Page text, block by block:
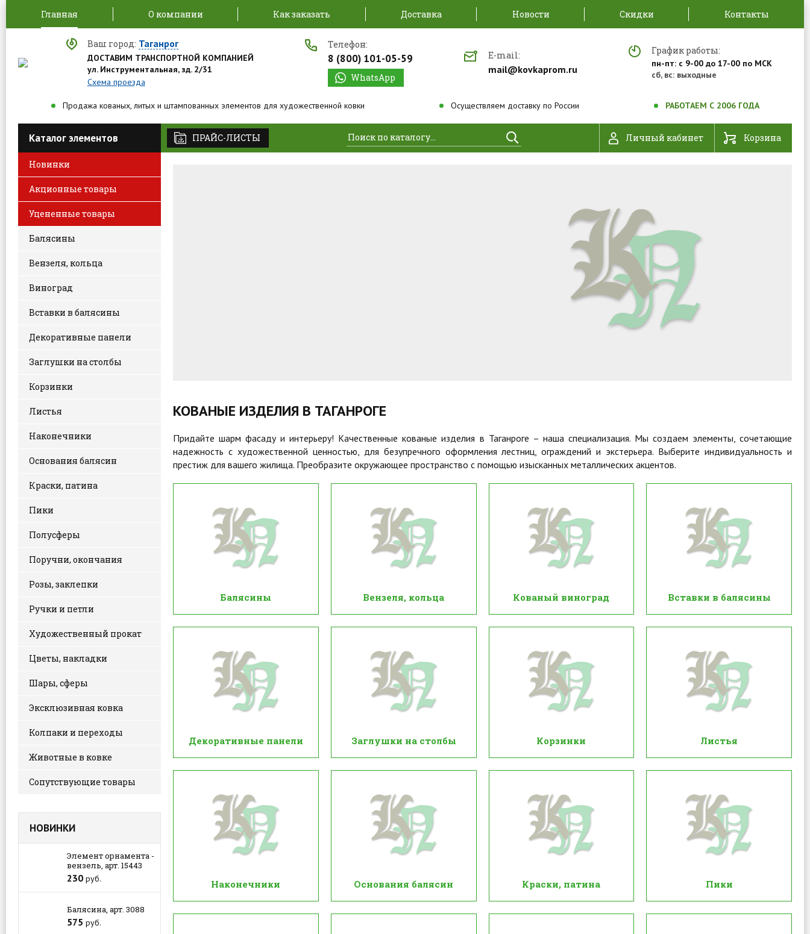
Главная О компании Как заказать Доставка Новости Скидки Контакты
Ваш город: Таганрог
ДОСТАВИМ ТРАНСПОРТНОЙ КОМПАНИЕЙ
ул. Инструментальная, зд. 2/31
Схема проезда
Телефон:
8 (800) 101-05-59
WhatsApp
E-mail:
mail@kovkaprom.ru
График работы:
пн-пт: с 9-00 до 17-00 по МСК
сб, вс: выходные
Продажа кованых, литых и штампованных элементов для художественной ковки Осуществляем доставку по России РАБОТАЕМ С 2006 ГОДА
Каталог элементов
Новинки
Акционные товары
Уцененные товары
Балясины
Вензеля, кольца
Виноград
Вставки в балясины
Декоративные панели
Заглушки на столбы
Корзинки
Листья
Наконечники
Основания балясин
Краски, патина
Пики
Полусферы
Поручни, окончания
Розы, заклепки
Ручки и петли
Художественный прокат
Цветы, накладки
Шары, сферы
Эксклюзивная ковка
Колпаки и переходы
Животные в ковке
Сопутствующие товары
НОВИНКИ
Элемент орнамента -
вензель, арт. 15443
230 руб.
Балясина, арт. 3088
575 руб.
ПРАЙС-ЛИСТЫ Найти Личный кабинет Корзина
КОВАНЫЕ ИЗДЕЛИЯ В ТАГАНРОГЕ
Придайте шарм фасаду и интерьеру! Качественные кованые изделия в Таганроге – наша специализация. Мы создаем элементы, сочетающие
надежность с художественной ценностью, для безупречного оформления лестниц, ограждений и экстерьера. Выберите индивидуальность и
престиж для вашего жилища. Преобразите окружающее пространство с помощью изысканных металлических акцентов.
Балясины Вензеля, кольца Кованый виноград Вставки в балясины
Декоративные панели Заглушки на столбы Корзинки Листья
Наконечники Основания балясин Краски, патина Пики